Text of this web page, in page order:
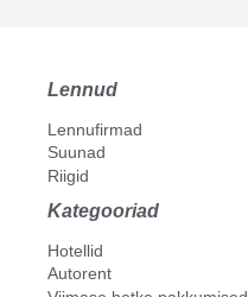
Lennud
Lennufirmad
Suunad
Riigid
Kategooriad
Hotellid
Autorent